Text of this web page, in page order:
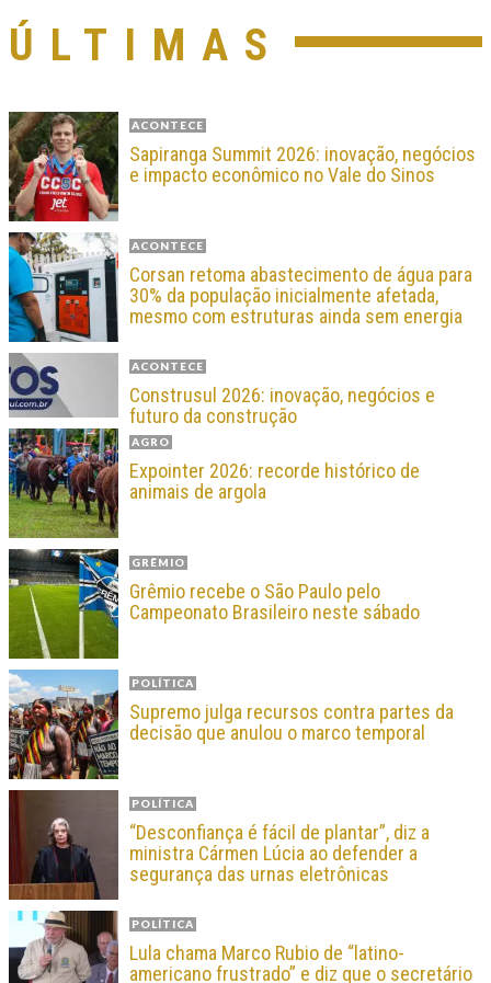
ÚLTIMAS
ACONTECE
Sapiranga Summit 2026: inovação, negócios
e impacto econômico no Vale do Sinos
ACONTECE
Corsan retoma abastecimento de água para
30% da população inicialmente afetada,
mesmo com estruturas ainda sem energia
ACONTECE
Construsul 2026: inovação, negócios e
futuro da construção
AGRO
Expointer 2026: recorde histórico de
animais de argola
GRÊMIO
Grêmio recebe o São Paulo pelo
Campeonato Brasileiro neste sábado
POLÍTICA
Supremo julga recursos contra partes da
decisão que anulou o marco temporal
POLÍTICA
“Desconfiança é fácil de plantar”, diz a
ministra Cármen Lúcia ao defender a
segurança das urnas eletrônicas
POLÍTICA
Lula chama Marco Rubio de “latino-
americano frustrado” e diz que o secretário